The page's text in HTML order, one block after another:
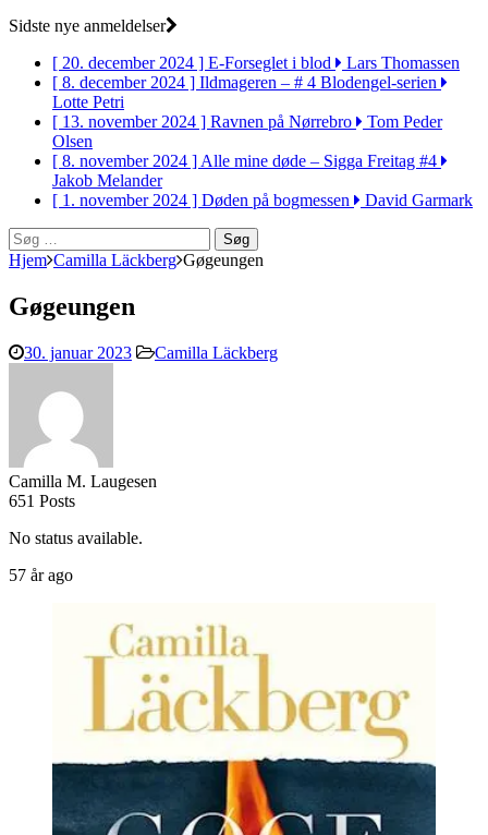
Sidste nye anmeldelser
[ 20. december 2024 ] E-Forseglet i blod
Lars Thomassen
[ 8. december 2024 ] Ildmageren – # 4 Blodengel-serien
Lotte Petri
[ 13. november 2024 ] Ravnen på Nørrebro
Tom Peder
Olsen
[ 8. november 2024 ]Alle mine døde – Sigga Freitag #4
Jakob Melander
[ 1. november 2024 ] Døden på bogmessen
David Garmark
Søg
efter:
Hjem Camilla Läckberg Gøgeungen
Gøgeungen
30. januar 2023 Camilla Läckberg
Camilla M. Laugesen
651 Posts
No status available.
57 år ago